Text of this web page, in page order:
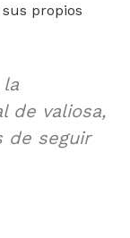
propios
de valiosa,
de seguir